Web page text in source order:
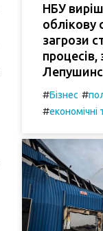
НБУ
облікову
загрози
процесів,
#Бізнес #
#економічні